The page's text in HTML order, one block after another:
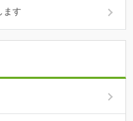
ます